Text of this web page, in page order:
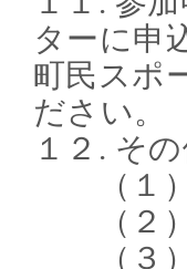
ターに申
町民スポ
ださい。
１２. そ
（１）
（２）
（３）